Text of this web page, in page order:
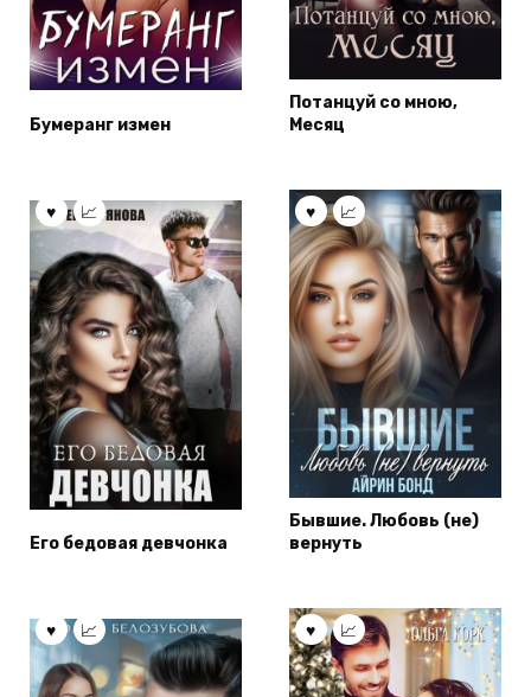
Бумеранг измен
Потанцуй со мною,
Месяц
Его бедовая девчонка
Бывшие. Любовь (не)
вернуть